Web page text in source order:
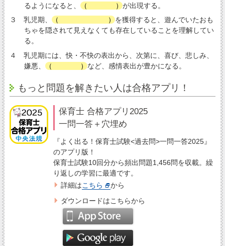
るようになると、 （ ）が出現する。
３ 乳児期、 （ ）を獲得すると、遊んでいたおも
ちゃを隠されて見えなくても存在していることを理解してい
る。
４ 乳児期には、快・不快の表出から、次第に、喜び、悲しみ、
嫌悪、 （ ）など、感情表出が豊かになる。
もっと問題を解きたい人は合格アプリ！
保育士 合格アプリ2025
一問一答＋穴埋め
『よく出る！保育士試験<過去問>一問一答2025』
のアプリ版！
保育士試験10回分から頻出問題1,456問を収載。繰
り返しの学習に最適です。
詳細はこちら
から
ダウンロードはこちらから